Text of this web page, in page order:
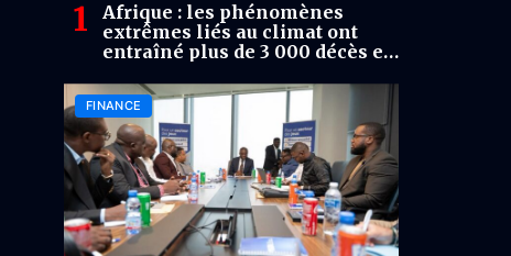
Afrique : les phénomènes
extrêmes liés au climat ont
entraîné plus de 3 000 décès en
FINANCE